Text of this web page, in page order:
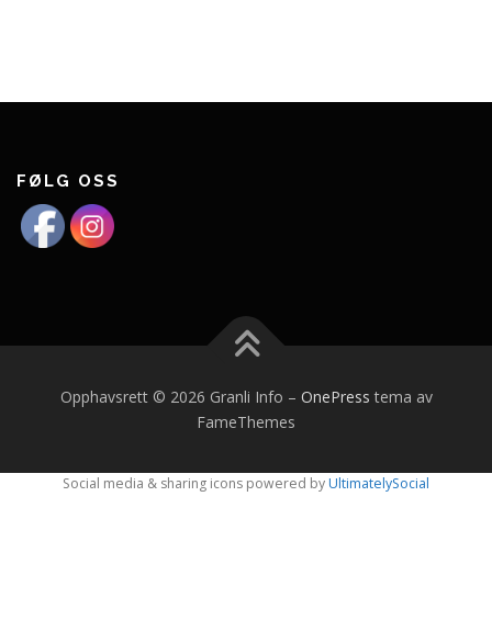
FØLG OSS
Opphavsrett © 2026 Granli Info – OnePress tema av
FameThemes
Social media & sharing icons powered byUltimatelySocial